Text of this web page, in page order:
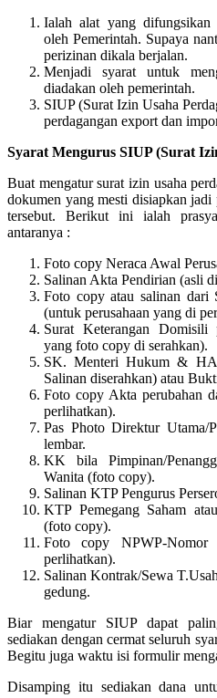
Ialah alat yang difungsikan
oleh Pemerintah. Supaya
perizinan dikala berjalan.
Menjadi syarat untuk
diadakan oleh pemerintah.
SIUP (Surat Izin Usaha
perdagangan export dan
Syarat Mengurus SIUP (Surat
Buat mengatur surat izin usaha
dokumen yang mesti disiapkan
tersebut. Berikut ini ialah
antaranya :
Foto copy Neraca Awal
Salinan Akta Pendirian (asli
Foto copy atau salinan dari
(untuk perusahaan yang di
Surat Keterangan Domisili
yang foto copy di serahkan).
SK. Menteri Hukum &
Salinan diserahkan) atau
Foto copy Akta perubahan
perlihatkan).
Pas Photo Direktur Utama/
lembar.
KK bila Pimpinan/
Wanita (foto copy).
Salinan KTP Pengurus
KTP Pemegang Saham
(foto copy).
Foto copy NPWP-
perlihatkan).
Salinan Kontrak/Sewa
gedung.
Biar mengatur SIUP dapat
sediakan dengan cermat seluruh
Begitu juga waktu isi formulir
Disamping itu sediakan dana